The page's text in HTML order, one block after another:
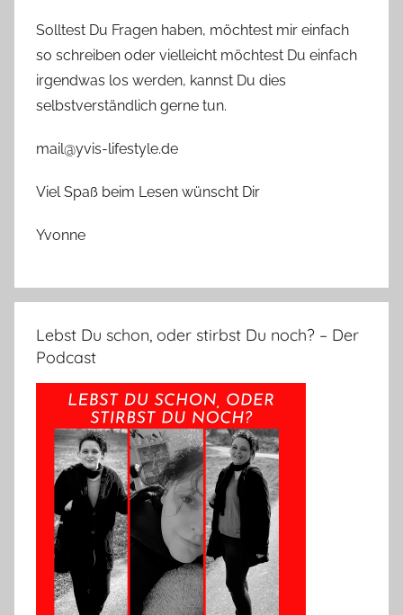
Solltest Du Fragen haben, möchtest mir einfach
so schreiben oder vielleicht möchtest Du einfach
irgendwas los werden, kannst Du dies
selbstverständlich gerne tun.
mail@yvis-lifestyle.de
Viel Spaß beim Lesen wünscht Dir
Yvonne
Lebst Du schon, oder stirbst Du noch? – Der
Podcast